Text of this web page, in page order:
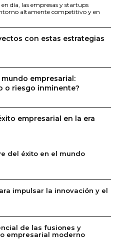
día, las empresas y startups
altamente competitivo y en
con estas estrategias
empresarial:
o riesgo inminente?
empresarial en la era
del éxito en el mundo
impulsar la innovación y el
de las fusiones y
empresarial moderno